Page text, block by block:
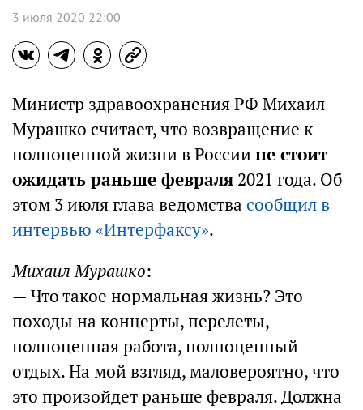
3 июля 2020 22:00
Министр здравоохранения РФ Михаил
Мурашко считает, что возвращение к
полноценной жизни в России не стоит
ожидать раньше февраля 2021 года. Об
этом 3 июля глава ведомства сообщил в
интервью «Интерфаксу».
Михаил Мурашко:
— Что такое нормальная жизнь? Это
походы на концерты, перелеты,
полноценная работа, полноценный
отдых. На мой взгляд, маловероятно, что
это произойдет раньше февраля. Должна